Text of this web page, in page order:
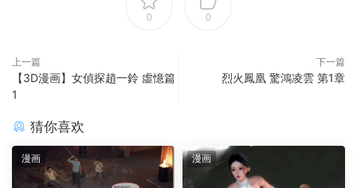
0 0
上一篇
【3D漫画】女偵探趙一鈴 虛憶篇
1
下一篇
烈火鳳凰 驚鴻凌雲 第1章
猜你喜欢
漫画 漫画